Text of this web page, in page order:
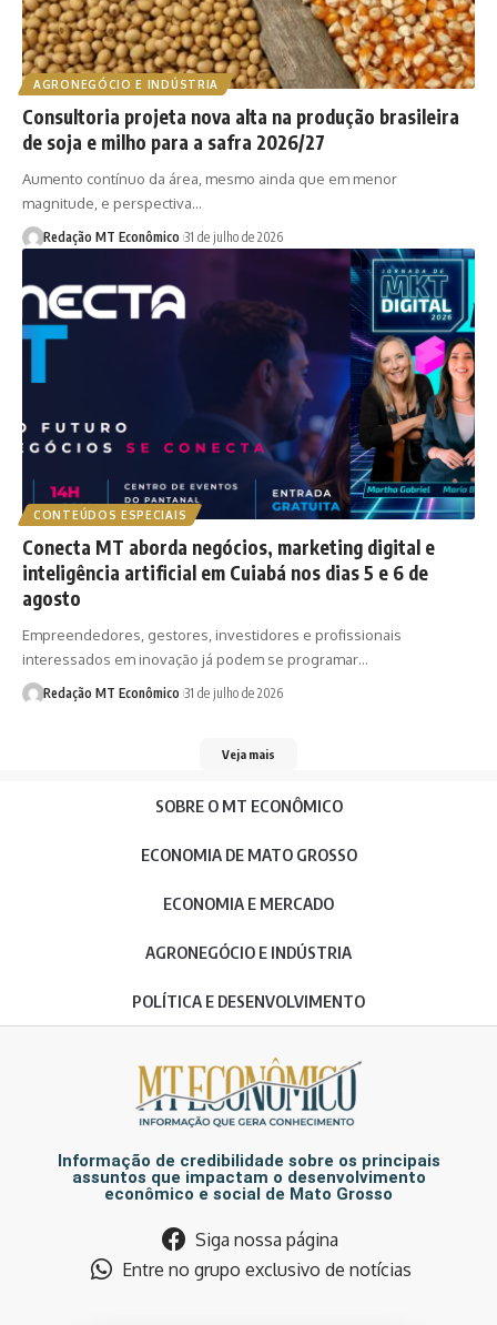
AGRONEGÓCIO E INDÚSTRIA
Consultoria projeta nova alta na produção brasileira
de soja e milho para a safra 2026/27
Aumento contínuo da área, mesmo ainda que em menor
magnitude, e perspectiva…
Redação MT Econômico 31 de julho de 2026
CONTEÚDOS ESPECIAIS
Conecta MT aborda negócios, marketing digital e
inteligência artificial em Cuiabá nos dias 5 e 6 de
agosto
Empreendedores, gestores, investidores e profissionais
interessados em inovação já podem se programar…
Redação MT Econômico 31 de julho de 2026
Veja mais
SOBRE O MT ECONÔMICO
ECONOMIA DE MATO GROSSO
ECONOMIA E MERCADO
AGRONEGÓCIO E INDÚSTRIA
POLÍTICA E DESENVOLVIMENTO
Informação de credibilidade sobre os principais
assuntos que impactam o desenvolvimento
econômico e social de Mato Grosso
Siga nossa página
Entre no grupo exclusivo de notícias